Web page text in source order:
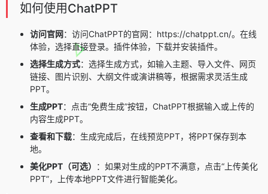
如何使用ChatPPT
访问官网：访问ChatPPT的官网：https://chatppt.cn/。在线
体验，选择直接登录。插件体验，下载并安装插件。
选择生成方式：选择生成方式，如输入主题、导入文件、网页
链接、图片识别、大纲文件或演讲稿等，根据需求灵活生成
PPT。
生成PPT：点击“免费生成”按钮，ChatPPT根据输入或上传的
内容生成PPT。
查看和下载：生成完成后，在线预览PPT，将PPT保存到本
地。
美化PPT（可选）
：如果对生成的PPT不满意，点击“上传美化
PPT”，上传本地PPT文件进行智能美化。